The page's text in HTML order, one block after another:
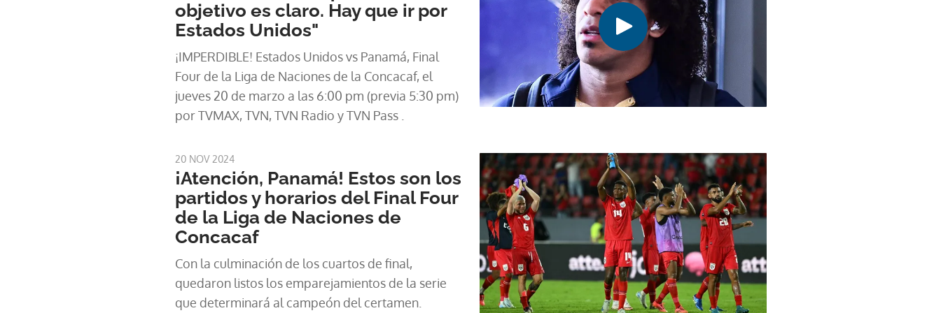
objetivo es claro. Hay que ir por
Estados Unidos"
¡IMPERDIBLE! Estados Unidos vs Panamá, Final
Four de la Liga de Naciones de la Concacaf, el
jueves 20 de marzo a las 6:00 pm (previa 5:30 pm)
por TVMAX, TVN, TVN Radio y TVN Pass .
20 NOV 2024
¡Atención, Panamá! Estos son los
partidos y horarios del Final Four
de la Liga de Naciones de
Concacaf
Con la culminación de los cuartos de final,
quedaron listos los emparejamientos de la serie
que determinará al campeón del certamen.